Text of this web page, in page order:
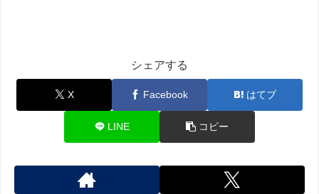
シェアする
X Facebook はてブ
LINE コピー